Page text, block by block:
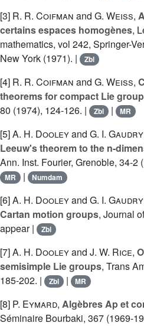
[3] R. R. Coifman and G. Weiss,
certains espaces homogènes,
mathematics, vol 242, Springer-
New York (1971). |
Zbl
[4] R. R. Coifman and G. Weiss,
theorems for compact Lie
80 (1974), 124-126. |
Zbl | MR
[5]A. H. Dooleyand G. I. Gaudry
Leeuw's theorem to the n-
Ann. Inst. Fourier, Grenoble, 34-2
MR | Numdam
[6]A. H. Dooleyand G. I. Gaudry
Cartan motion groups, Journal
appear |
Zbl
[7]A. H. Dooleyand J. W. Rice,
semisimple Lie groups, Trans
185-202. |
Zbl | MR
[8] P. Eymard, Algèbres Ap et
Séminaire Bourbaki, 367 (1969-